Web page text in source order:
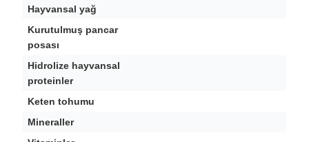
Hayvansal yağ
Kurutulmuş pancar
posası
Hidrolize hayvansal
proteinler
Keten tohumu
Mineraller